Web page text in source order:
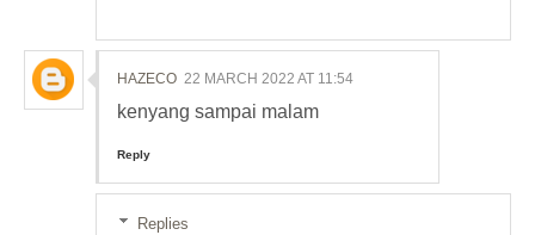
HAZECO 22 MARCH 2022 AT 11:54
kenyang sampai malam
Reply
Replies